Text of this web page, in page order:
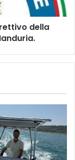
della